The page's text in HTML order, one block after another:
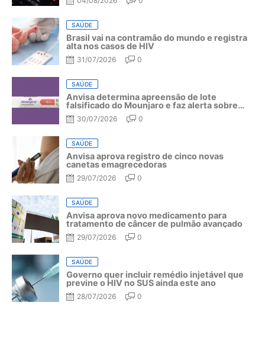
SAÚDE
Brasil vai na contramão do mundo e registra
alta nos casos de HIV
31/07/2026 0
SAÚDE
Anvisa determina apreensão de lote
falsificado do Mounjaro e faz alerta sobre
riscos do medicamento
30/07/2026 0
SAÚDE
Anvisa aprova registro de cinco novas
canetas emagrecedoras
29/07/2026 0
SAÚDE
Anvisa aprova novo medicamento para
tratamento de câncer de pulmão avançado
29/07/2026 0
SAÚDE
Governo quer incluir remédio injetável que
previne o HIV no SUS ainda este ano
28/07/2026 0